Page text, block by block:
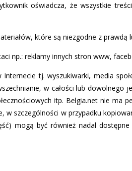
oświadcza, że wszystkie
które są niezgodne z
np.: reklamy innych stron www,
tj. wyszukiwarki, media
w całości lub
itp. Belgia.net nie
w szczególności w przypadku
mogą być również nadal